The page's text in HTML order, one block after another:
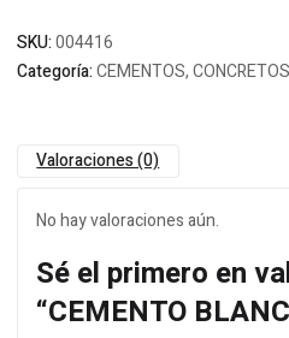
SKU:004416
Categoría:CEMENTOS,
Valoraciones (0)
No hay valoraciones aún.
Sé el primero en
“CEMENTO